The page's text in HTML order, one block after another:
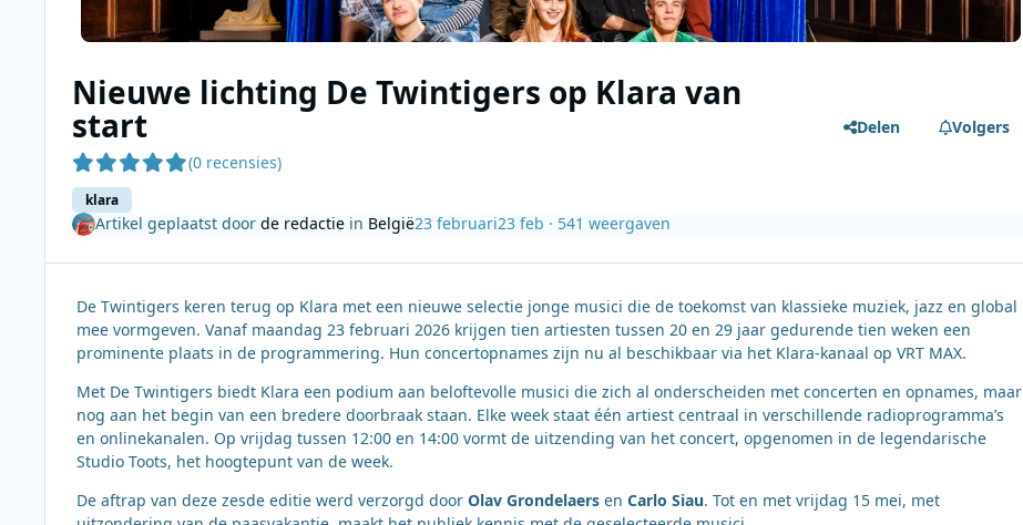
Nieuwe lichting De Twintigers op Klara van
start
(0 recensies)
klara
Delen Volgers
Artikel geplaatst door de redactiein België23 februari23 feb · 541 weergaven
De Twintigers keren terug op Klara met een nieuwe selectie jonge musici die de toekomst van klassieke muziek, jazz en global
mee vormgeven. Vanaf maandag 23 februari 2026 krijgen tien artiesten tussen 20 en 29 jaar gedurende tien weken een
prominente plaats in de programmering. Hun concertopnames zijn nu al beschikbaar via het Klara-kanaal op VRT MAX.
Met De Twintigers biedt Klara een podium aan beloftevolle musici die zich al onderscheiden met concerten en opnames, maar
nog aan het begin van een bredere doorbraak staan. Elke week staat één artiest centraal in verschillende radioprogramma’s
en onlinekanalen. Op vrijdag tussen 12:00 en 14:00 vormt de uitzending van het concert, opgenomen in de legendarische
Studio Toots, het hoogtepunt van de week.
De aftrap van deze zesde editie werd verzorgd door Olav Grondelaers en Carlo Siau. Tot en met vrijdag 15 mei, met